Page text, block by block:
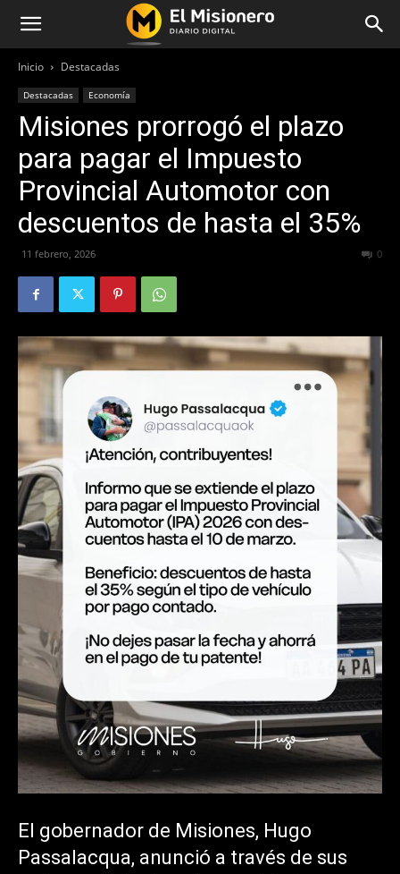
Inicio Destacadas
Destacadas Economía
Misiones prorrogó el plazo
para pagar el Impuesto
Provincial Automotor con
descuentos de hasta el 35%
11 febrero, 2026 0
El gobernador de Misiones, Hugo
Passalacqua, anunció a través de sus